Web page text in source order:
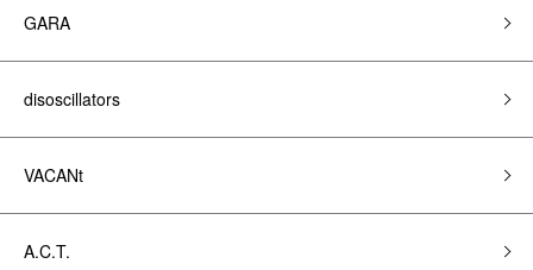
GARA
disoscillators
VACANt
A.C.T.